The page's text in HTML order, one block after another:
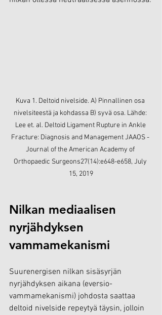
Kuva 1. Deltoid nivelside. A) Pinnallinen osa
nivelsiteestä ja kohdassa B) syvä osa. Lähde:
Lee et. al. Deltoid Ligament Rupture in Ankle
Fracture: Diagnosis and Management JAAOS -
Journal of the American Academy of
Orthopaedic Surgeons27(14):e648-e658, July
15, 2019
Nilkan mediaalisen
nyrjähdyksen
vammamekanismi
Suurenergisen nilkan sisäsyrjän
nyrjähdyksen aikana (eversio-
vammamekanismi) johdosta saattaa
deltoid nivelside repeytyä täysin, jolloin